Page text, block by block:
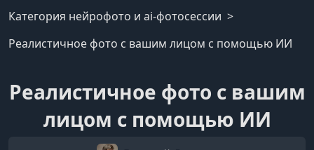
Категория нейрофото и ai-фотосессии
Реалистичное фото с вашим лицом с помощью ИИ
Реалистичное фото с вашим
лицом с помощью ИИ